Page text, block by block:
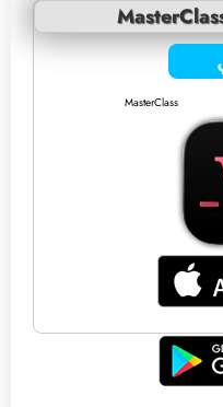
MasterClass